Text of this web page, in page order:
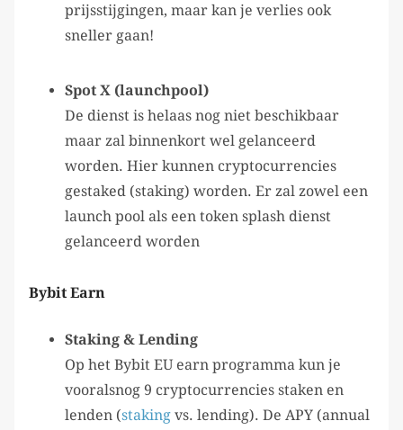
prijsstijgingen, maar kan je verlies ook
sneller gaan!
Spot X (launchpool)
De dienst is helaas nog niet beschikbaar
maar zal binnenkort wel gelanceerd
worden. Hier kunnen cryptocurrencies
gestaked (staking) worden. Er zal zowel een
launch pool als een token splash dienst
gelanceerd worden
Bybit Earn
Staking & Lending
Op het Bybit EU earn programma kun je
vooralsnog 9 cryptocurrencies staken en
lenden (staking vs. lending). De APY (annual